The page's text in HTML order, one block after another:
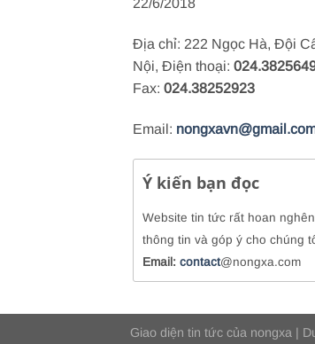
22/6/2018
Địa chỉ: 222 Ngọc Hà, Đội
Nội, Điện thoại:
Fax: 024.38252923
Email:
Ý kiến bạn đọc
Website tin tức rất hoan
thông tin và góp ý cho chúng
Email: contact@nongxa.com
Giao diện tin tức của nongxa |